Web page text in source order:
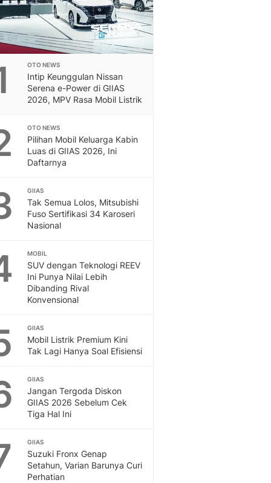
OTO NEWS
Intip Keunggulan Nissan
Serena e-Power di GIIAS
2026, MPV Rasa Mobil Listrik
OTO NEWS
Pilihan Mobil Keluarga Kabin
Luas di GIIAS 2026, Ini
Daftarnya
GIIAS
Tak Semua Lolos, Mitsubishi
Fuso Sertifikasi 34 Karoseri
Nasional
MOBIL
SUV dengan Teknologi REEV
Ini Punya Nilai Lebih
Dibanding Rival
Konvensional
GIIAS
Mobil Listrik Premium Kini
Tak Lagi Hanya Soal Efisiensi
GIIAS
Jangan Tergoda Diskon
GIIAS 2026 Sebelum Cek
Tiga Hal Ini
GIIAS
Suzuki Fronx Genap
Setahun, Varian Barunya Curi
Perhatian